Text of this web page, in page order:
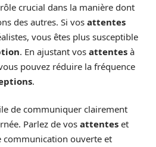
crucial dans la manière dont
des autres. Si vos attentes
vous êtes plus susceptible
. En ajustant vos attentes à
pouvez réduire la fréquence
.
de communiquer clairement
Parlez de vos attentes et
communication ouverte et